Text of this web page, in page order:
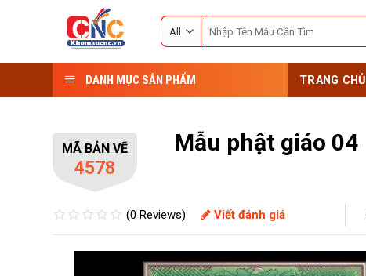
for:
DANH MỤC SẢN PHẨM TRANG CHỦ
MÃ BẢN VẼ
4578
Mẫu phật giáo 04
(0 Reviews) Viết đánh giá